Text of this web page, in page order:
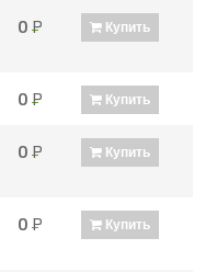
0Р Купить
0Р Купить
0Р Купить
0Р Купить